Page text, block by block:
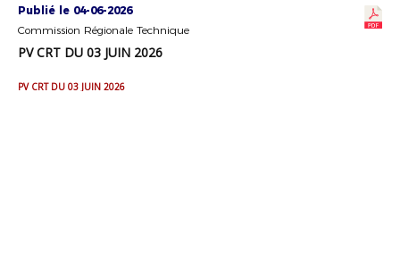
Publié le 04-06-2026
Commission Régionale Technique
PV CRT DU 03 JUIN 2026
PV CRT DU 03 JUIN 2026